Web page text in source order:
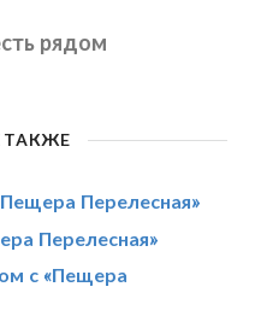
рядом
ТАКЖЕ
Перелесная»
Перелесная»
с «Пещера